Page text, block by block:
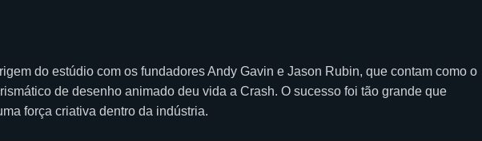
do estúdio com os fundadores Andy Gavin e Jason Rubin, que contam como o
de desenho animado deu vida a Crash. O sucesso foi tão grande que
força criativa dentro da indústria.